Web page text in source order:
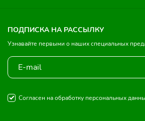
ПОДПИСКА НА РАССЫЛКУ
Узнавайте первыми о наших специальных
Согласен на обработку персональных